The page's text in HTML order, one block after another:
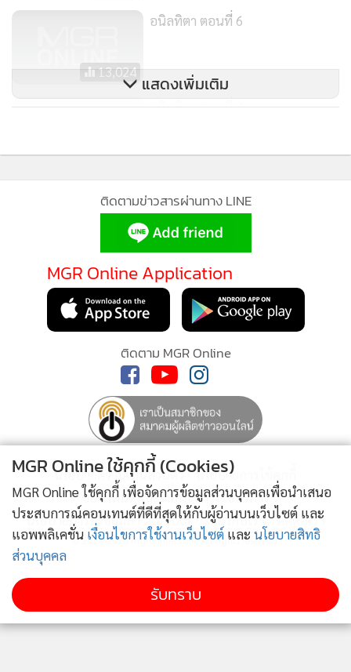
หน้า
สองคนออกเดินไปอีกสิบก้าวแล้วหยุดมองหน้ากัน เจ้าดาเรศบีบ
มือจักราแน่นอย่างหวาดกลัว จักราพยักหน้าให้สัญญาณ
จักรากับเจ้าดาเรศหน้าถอดสี ตกใจสุดขีด มองหน้ากันอย่างไม่
อยากจะเชื่อในสิ่งที่เห็น
จากที่นี่ให้เร็วที่สุด”
เจ้าดาเรศเองเริ่มไม่แน่ใจว่าจะออกไปได้อย่างไร “ทางเปลี่ยนไป
หมดแล้ว เราจะออกไปได้ยังไงคะ”
“ต้องได้สิครับ ตอนบ่ายที่เราเข้ามาในป่า พระอาทิตย์อยู่ข้างหลัง
เรา ถ้าเราจะออกจากป่า เราก็ต้องเดินตามพระอาทิตย์ไป
เจ้าดาเรศฮึด พยักหน้ารับ พยายามจ้ำตามจักราต่อไปราวกับเป็น
เครื่องจักรโดยไม่ปริปากบ่นจนก้าวเดินต่อไปไม่ไหว ร่างของเธอ
ล้มลงไปกับพื้น
ฝ่ายรชาอยู่ในห้องทำงานที่เมาน์เทนรีสอร์ท และกดโทรศัพท์หา
จักรา เพื่อจะถามว่าถึงเชียงใหม่เรียบร้อยดีมั้ย แต่โทร.เท่าไหร่ก็
ติดต่อไม่ได้ รชาพยายามกดโทร.หาจักราอีกครั้ง แต่ก็ไม่มี
สัญญาณ
“ไอ้จักรไปประชุมที่เชียงใหม่ แต่ทำไมไม่มีสัญญาณ”
รชาครุ่นคิด
13,024
อนิลทิตา ตอนที่ 6
10,042
อนิลทิตา ตอนที่ 4
แสดงเพิ่มเติม
ติดตามข่าวสารผ่านทาง LINE
MGR Online Application
ติดตาม MGR Online
นโยบายความเป็นส่วนตัว
นโยบายการใช้คุกกี้
ข้อกำหนดและเงื่อนไขการใช้บริการ
นโยบายการใช้ข้อมูล Facebook
เกี่ยวกับเรา ติดต่อเรา
© 2014-2026 mgronline.com. All rights reserved.
MGR Online ใช้คุกกี้ (Cookies)
MGR Online ใช้คุกกี้ เพื่อจัดการข้อมูลส่วนบุคคลเพื่อนำเสนอ
ประสบการณ์คอนเทนต์ที่ดีที่สุดให้กับผู้อ่านบนเว็บไซต์ และ
แอพพลิเคชั่น เงื่อนไขการใช้งานเว็บไซต์ และ นโยบายสิทธิ
ส่วนบุคคล
รับทราบ